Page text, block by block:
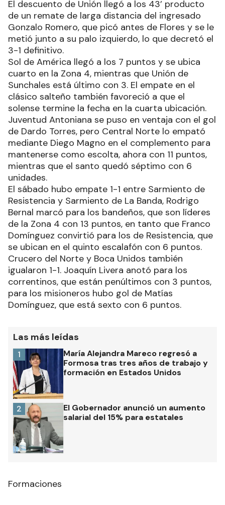
El descuento de Unión llegó a los 43’ producto
de un remate de larga distancia del ingresado
Gonzalo Romero, que picó antes de Flores y se le
metió junto a su palo izquierdo, lo que decretó el
3-1 definitivo.
Sol de América llegó a los 7 puntos y se ubica
cuarto en la Zona 4, mientras que Unión de
Sunchales está último con 3. El empate en el
clásico salteño también favoreció a que el
solense termine la fecha en la cuarta ubicación.
Juventud Antoniana se puso en ventaja con el gol
de Dardo Torres, pero Central Norte lo empató
mediante Diego Magno en el complemento para
mantenerse como escolta, ahora con 11 puntos,
mientras que el santo quedó séptimo con 6
unidades.
El sábado hubo empate 1-1 entre Sarmiento de
Resistencia y Sarmiento de La Banda, Rodrigo
Bernal marcó para los bandeños, que son líderes
de la Zona 4 con 13 puntos, en tanto que Franco
Domínguez convirtió para los de Resistencia, que
se ubican en el quinto escalafón con 6 puntos.
Crucero del Norte y Boca Unidos también
igualaron 1-1. Joaquín Livera anotó para los
correntinos, que están penúltimos con 3 puntos,
para los misioneros hubo gol de Matías
Domínguez, que está sexto con 6 puntos.
Las más leídas
María Alejandra Mareco regresó a
Formosa tras tres años de trabajo y
formación en Estados Unidos
1
El Gobernador anunció un aumento
salarial del 15% para estatales
2
Formaciones